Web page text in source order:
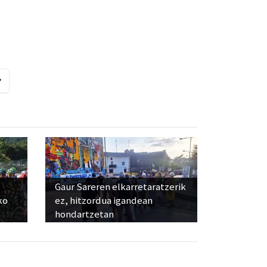
Gaur Sareren elkarretaratzerik
ez, hitzordua igandean
hondartzetan